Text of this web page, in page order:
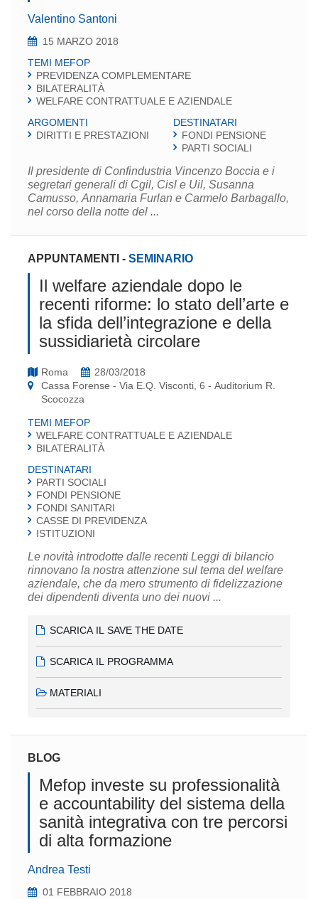
Valentino Santoni
15 MARZO 2018
TEMI MEFOP
PREVIDENZA COMPLEMENTARE
BILATERALITÀ
WELFARE CONTRATTUALE E AZIENDALE
ARGOMENTI
DIRITTI E PRESTAZIONI
DESTINATARI
FONDI PENSIONE
PARTI SOCIALI
Il presidente di Confindustria Vincenzo Boccia e i
segretari generali di Cgil, Cisl e Uil, Susanna
Camusso, Annamaria Furlan e Carmelo Barbagallo,
nel corso della notte del ...
APPUNTAMENTI - SEMINARIO
Il welfare aziendale dopo le
recenti riforme: lo stato dell’arte e
la sfida dell’integrazione e della
sussidiarietà circolare
Roma
28/03/2018
Cassa Forense - Via E.Q. Visconti, 6 - Auditorium R.
Scocozza
TEMI MEFOP
WELFARE CONTRATTUALE E AZIENDALE
BILATERALITÀ
DESTINATARI
PARTI SOCIALI
FONDI PENSIONE
FONDI SANITARI
CASSE DI PREVIDENZA
ISTITUZIONI
Le novità introdotte dalle recenti Leggi di bilancio
rinnovano la nostra attenzione sul tema del welfare
aziendale, che da mero strumento di fidelizzazione
dei dipendenti diventa uno dei nuovi ...
SCARICA IL SAVE THE DATE
SCARICA IL PROGRAMMA
MATERIALI
BLOG
Mefop investe su professionalità
e accountability del sistema della
sanità integrativa con tre percorsi
di alta formazione
Andrea Testi
01 FEBBRAIO 2018